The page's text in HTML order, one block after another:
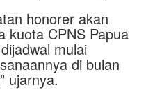
honorer akan
kuota CPNS Papua
mulai
di bulan
ujarnya.